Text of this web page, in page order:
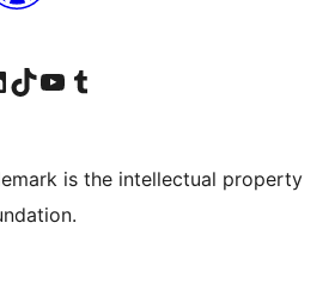
जानुहोस्खातामा जानुहोस्
हाम्रो TikTok खाता भ्रमण गर्नुहोस्
हाम्रो युट्युब च्यानलमा जानुहोस्
हाम्रो टम्बलर खाता भ्रमण गर्नुहोस्
is the intellectual property